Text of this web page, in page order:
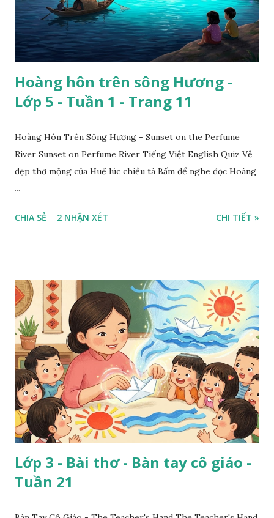
Hoàng hôn trên sông Hương -
Lớp 5 - Tuần 1 - Trang 11
Hoàng Hôn Trên Sông Hương - Sunset on the Perfume
River Sunset on Perfume River Tiếng Việt English Quiz Vẻ
đẹp thơ mộng của Huế lúc chiều tà Bấm để nghe đọc Hoàng
...
CHIA SẺ 2 NHẬN XÉT CHI TIẾT »
Lớp 3 - Bài thơ - Bàn tay cô giáo -
Tuần 21